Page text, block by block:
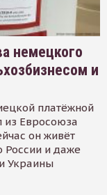
немецкого
и
платёжной
из Евросоюза
он живёт
России и даже
Украины